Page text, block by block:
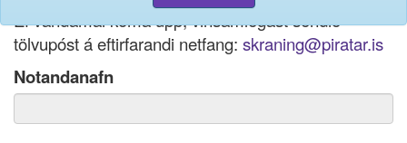
Ef vandamál koma upp, vinsamlegast sendið
tölvupóst á eftirfarandi netfang: skraning@piratar.is
Notandanafn